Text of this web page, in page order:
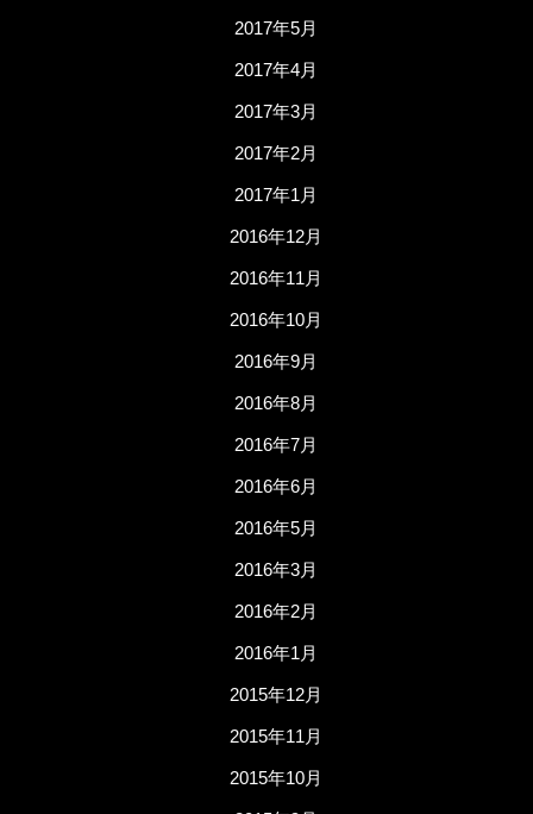
2017年5月
2017年4月
2017年3月
2017年2月
2017年1月
2016年12月
2016年11月
2016年10月
2016年9月
2016年8月
2016年7月
2016年6月
2016年5月
2016年3月
2016年2月
2016年1月
2015年12月
2015年11月
2015年10月